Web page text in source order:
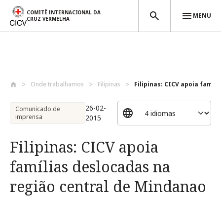
COMITÊ INTERNACIONAL DA
CRUZ VERMELHA
MENU
Onde trabalhamos Filipinas Filipinas: CICV apoia
Comunicado de
imprensa
26-02-
2015
Filipinas: CICV apoia
famílias deslocadas na
região central de Mindanao